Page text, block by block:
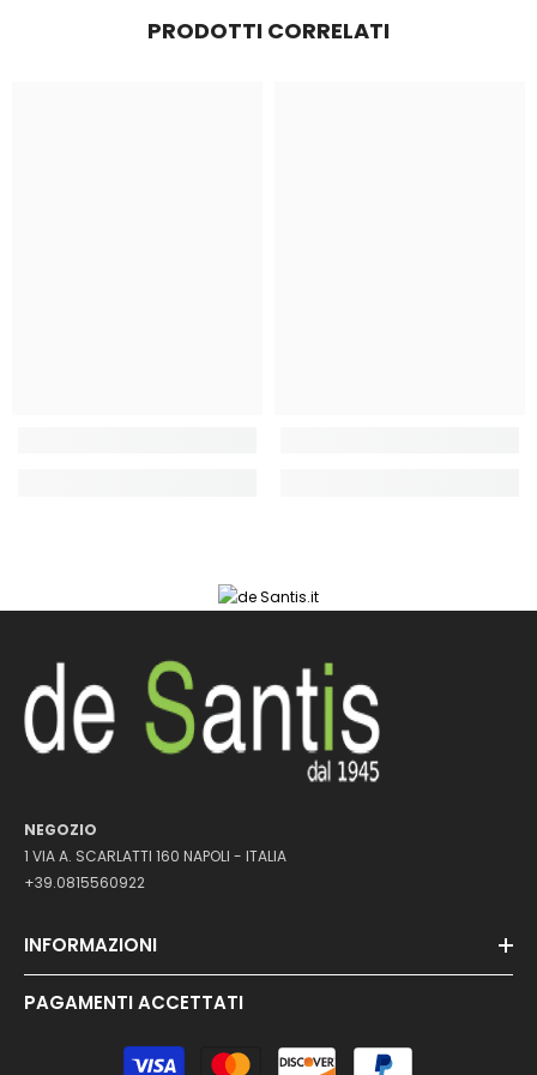
PRODOTTI CORRELATI
NEGOZIO
1 VIA A. SCARLATTI 160 NAPOLI - ITALIA
+39.0815560922
INFORMAZIONI
PAGAMENTI ACCETTATI